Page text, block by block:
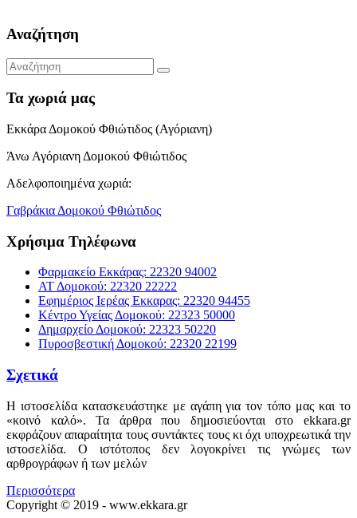
Αναζήτηση
Τα χωριά μας
Εκκάρα Δομοκού Φθιώτιδος (Αγόριανη)
Άνω Αγόριανη Δομοκού Φθιώτιδος
Αδελφοποιημένα χωριά:
Γαβράκια Δομοκού Φθιώτιδος
Χρήσιμα Τηλέφωνα
Φαρμακείο Εκκάρας: 22320 94002
ΑΤ Δομοκού: 22320 22222
Εφημέριος Ιερέας Εκκαρας: 22320 94455
Κέντρο Υγείας Δομοκού: 22323 50000
Δημαρχείο Δομοκού: 22323 50220
Πυροσβεστική Δομοκού: 22320 22199
Σχετικά
Η ιστοσελίδα κατασκευάστηκε με αγάπη για τον τόπο μας και το
«κοινό καλό». Τα άρθρα που δημοσιεύονται στο ekkara.gr
εκφράζουν απαραίτητα τους συντάκτες τους κι όχι υποχρεωτικά την
ιστοσελίδα. Ο ιστότοπος δεν λογοκρίνει τις γνώμες των
αρθρογράφων ή των μελών
Περισσότερα
Copyright © 2019 - www.ekkara.gr